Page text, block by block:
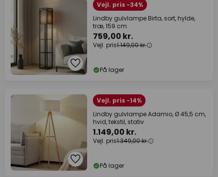
Vejl. pris -34%
Lindby gulvlampe Birta, sort, hylde,
træ, 159 cm
759,00 kr.
Vejl. pris1.149,00 kr.
På lager
Vejl. pris -14%
Lindby gulvlampe Adamio, Ø 45,5 cm,
hvid, tekstil, stativ
1.149,00 kr.
Vejl. pris1.349,00 kr.
På lager